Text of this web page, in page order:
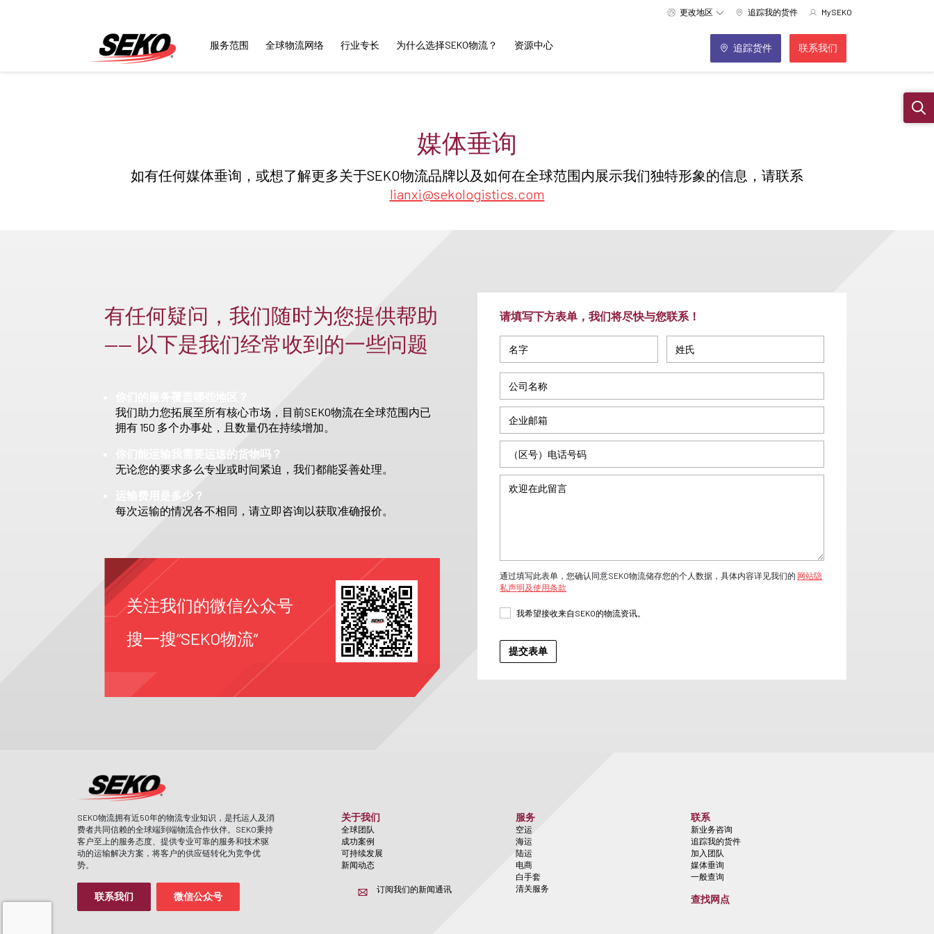
更改地区 追踪我的货件 MySEKO
服务范围 全球物流网络 行业专长 为什么选择SEKO物流？ 资源中心 追踪货件 联系我们
媒体垂询
如有任何媒体垂询，或想了解更多关于SEKO物流品牌以及如何在全球范围内展示我们独特形象的信息，请联系
lianxi@sekologistics.com
有任何疑问，我们随时为您提供帮助
—— 以下是我们经常收到的一些问题
我们助力您拓展至所有核心市场，目前SEKO物流在全球范围内已
拥有 150 多个办事处，且数量仍在持续增加。
你们能运输我需要运送的货物吗？
无论您的要求多么专业或时间紧迫，我们都能妥善处理。
运输费用是多少？
每次运输的情况各不相同，请立即咨询以获取准确报价。
请填写下方表单，我们将尽快与您联系！
通过填写此表单，您确认同意SEKO物流储存您的个人数据，具体内容详见我们的 网站隐
私声明及使用条款
我希望接收来自SEKO的物流资讯。
关注我们的微信公众号
搜一搜“SEKO物流”
SEKO物流拥有近50年的物流专业知识，是托运人及消
费者共同信赖的全球端到端物流合作伙伴。SEKO秉持
客户至上的服务态度、提供专业可靠的服务和技术驱
动的运输解决方案，将客户的供应链转化为竞争优
势。
联系我们 微信公众号
关于我们
全球团队
成功案例
可持续发展
新闻动态
订阅我们的新闻通讯
服务
空运
海运
陆运
电商
白手套
清关服务
联系
新业务咨询
追踪我的货件
加入团队
媒体垂询
一般查询
查找网点